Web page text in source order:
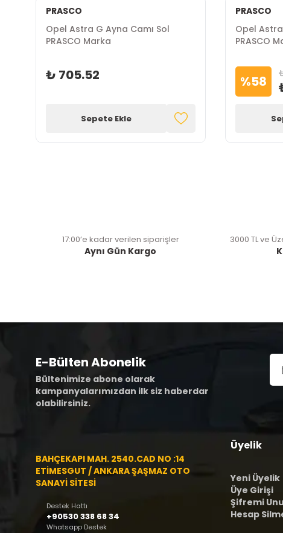
PRASCO
Opel Astra G Ayna Camı Sol
PRASCO Marka
₺ 705.52
Sepete Ekle
PRASCO
Opel
PRASCO
%58
17:00’e kadar verilen siparişler
Aynı Gün Kargo
3000 TL ve
E-Bülten Abonelik
Bültenimize abone olarak
kampanyalarımızdan ilk siz haberdar
olabilirsiniz.
BAHÇEKAPI MAH. 2540.CAD NO :14
ETİMESGUT / ANKARA ŞAŞMAZ OTO
SANAYİ SİTESİ
Destek Hattı
+90530 338 68 34
Whatsapp Destek
Üyelik
Yeni Üyelik
Üye Girişi
Şifremi
Hesap